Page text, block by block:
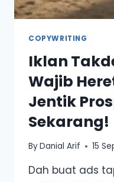
COPYWRITING
Iklan
Wajib
Jentik
Sekarang!
ByDanial Arif 15
Dah buat ads